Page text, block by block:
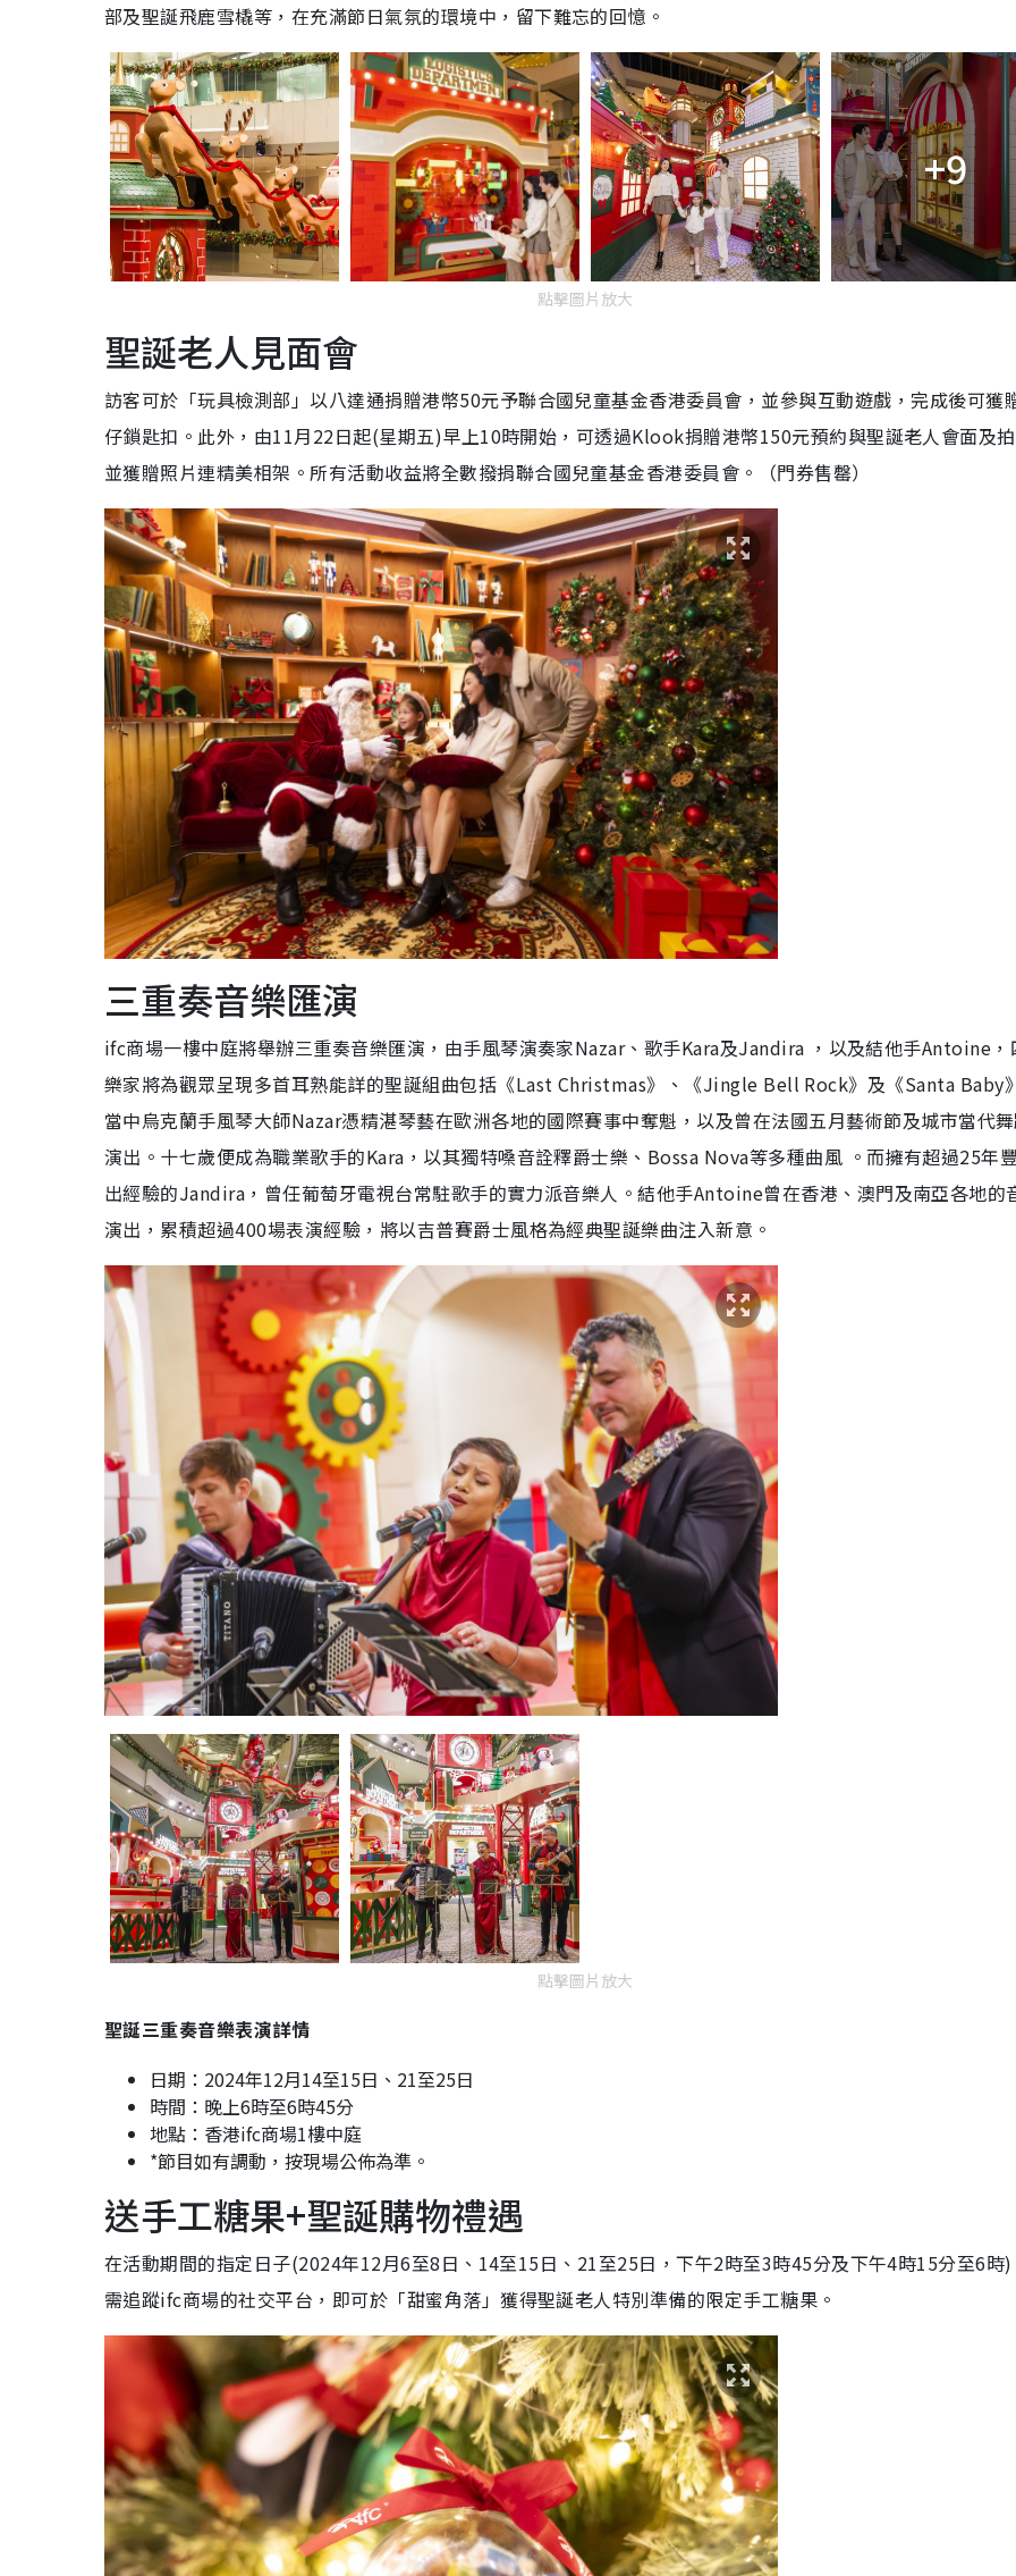
部及聖誕飛鹿雪橇等，在充滿節日氣氛的環境中，留下難忘的回憶。
+9
點擊圖片放大
聖誕老人見面會
訪客可於「玩具檢測部」以八達通捐贈港幣50元予聯合國兒童基金香港委員會，並參與互動遊戲，完成後可獲
仔鎖匙扣。此外，由11月22日起(星期五)早上10時開始，可透過Klook捐贈港幣150元預約與聖誕老人會面及
並獲贈照片連精美相架。所有活動收益將全數撥捐聯合國兒童基金香港委員會。（門券售罄）
三重奏音樂匯演
ifc商場一樓中庭將舉辦三重奏音樂匯演，由手風琴演奏家Nazar、歌手Kara及Jandira ，以及結他手Antoine，
樂家將為觀眾呈現多首耳熟能詳的聖誕組曲包括《Last Christmas》、《Jingle Bell Rock》及《Santa Baby
當中烏克蘭手風琴大師Nazar憑精湛琴藝在歐洲各地的國際賽事中奪魁，以及曾在法國五月藝術節及城市當代
演出。十七歲便成為職業歌手的Kara，以其獨特嗓音詮釋爵士樂、Bossa Nova等多種曲風 。而擁有超過25年
出經驗的Jandira，曾任葡萄牙電視台常駐歌手的實力派音樂人。結他手Antoine曾在香港、澳門及南亞各地的
演出，累積超過400場表演經驗，將以吉普賽爵士風格為經典聖誕樂曲注入新意。
點擊圖片放大
聖誕三重奏音樂表演詳情
日期：2024年12月14至15日、21至25日
時間：晚上6時至6時45分
地點：香港ifc商場1樓中庭
*節目如有調動，按現場公佈為準。
送手工糖果+聖誕購物禮遇
在活動期間的指定日子(2024年12月6至8日、14至15日、21至25日，下午2時至3時45分及下午4時15分至6時
需追蹤ifc商場的社交平台，即可於「甜蜜角落」獲得聖誕老人特別準備的限定手工糖果。